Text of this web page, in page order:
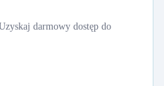
darmowy dostęp do